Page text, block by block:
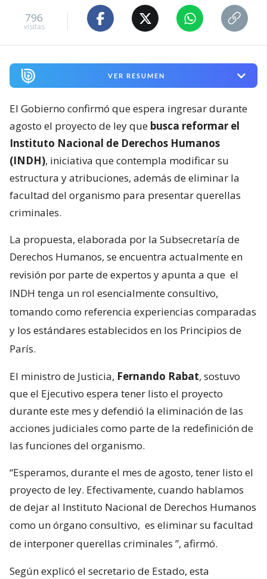
796
visitas
VER RESUMEN
El Gobierno confirmó que espera ingresar durante
agosto el proyecto de ley que busca reformar el
Instituto Nacional de Derechos Humanos
(INDH), iniciativa que contempla modificar su
estructura y atribuciones, además de eliminar la
facultad del organismo para presentar querellas
criminales.
La propuesta, elaborada por la Subsecretaría de
Derechos Humanos, se encuentra actualmente en
revisión por parte de expertos y apunta a que el
INDH tenga un rol esencialmente consultivo,
tomando como referencia experiencias comparadas
y los estándares establecidos en los Principios de
París.
El ministro de Justicia, Fernando Rabat, sostuvo
que el Ejecutivo espera tener listo el proyecto
durante este mes y defendió la eliminación de las
acciones judiciales como parte de la redefinición de
las funciones del organismo.
“Esperamos, durante el mes de agosto, tener listo el
proyecto de ley. Efectivamente, cuando hablamos
de dejar al Instituto Nacional de Derechos Humanos
como un órgano consultivo, es eliminar su facultad
de interponer querellas criminales ”, afirmó.
Según explicó el secretario de Estado, esta